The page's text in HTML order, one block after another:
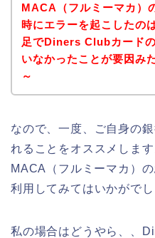
MACA（フルミーマカ）
時にエラーを起こしたの
足でDiners Clubカード
いなかったことが要因み
～
なので、一度、ご自身の
れることをオススメしま
MACA（フルミーマカ）
利用してみてはいかがでし
私の場合はどうやら、、